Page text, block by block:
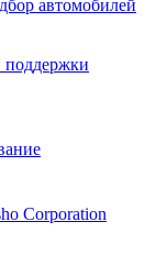
автомобилей
поддержки
Corporation